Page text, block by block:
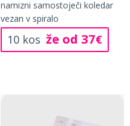
namizni samostoječi koledar
vezan v spiralo
10 kos že od 37€